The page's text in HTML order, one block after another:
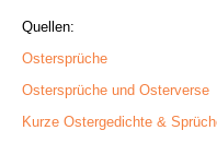
Quellen:
Ostersprüche
Ostersprüche und Osterverse
Kurze Ostergedichte &